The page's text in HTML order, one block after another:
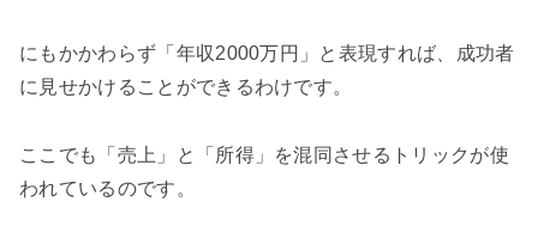
にもかかわらず「年収2000万円」と表現すれば、成功者
に見せかけることができるわけです。
ここでも「売上」と「所得」を混同させるトリックが使
われているのです。